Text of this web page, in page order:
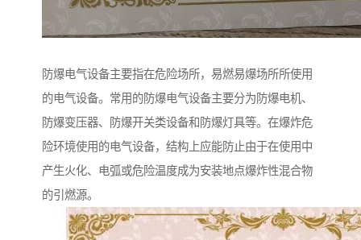
防爆电气设备主要指在危险场所，易燃易爆场所所使用
的电气设备。常用的防爆电气设备主要分为防爆电机、
防爆变压器、防爆开关类设备和防爆灯具等。在爆炸危
险环境使用的电气设备，结构上应能防止由于在使用中
产生火化、电弧或危险温度成为安装地点爆炸性混合物
的引燃源。